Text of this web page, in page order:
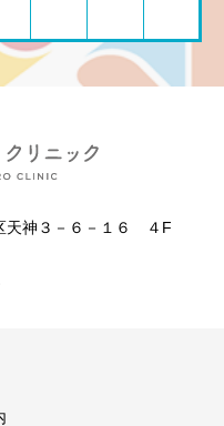
天神３－６－１６ ４F